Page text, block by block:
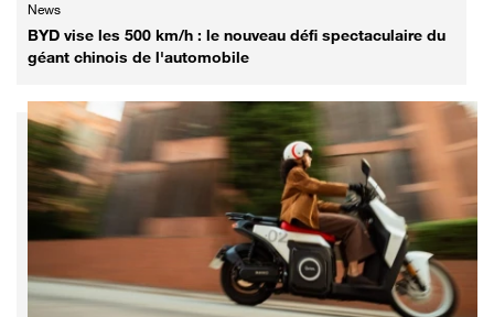
News
BYD vise les 500 km/h : le nouveau défi spectaculaire du
géant chinois de l'automobile